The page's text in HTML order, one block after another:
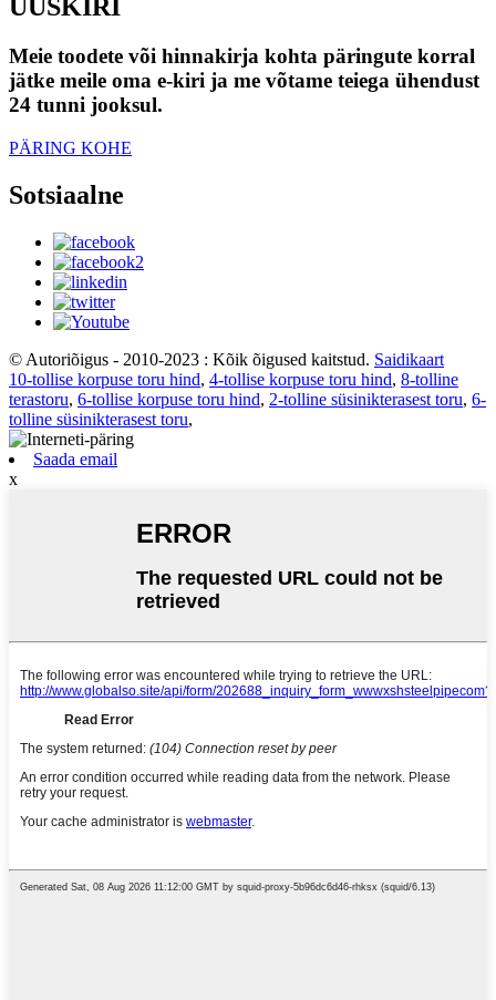
UUSKIRI
Meie toodete või hinnakirja kohta päringute korral
jätke meile oma e-kiri ja me võtame teiega ühendust
24 tunni jooksul.
PÄRING KOHE
Sotsiaalne
© Autoriõigus - 2010-2023 : Kõik õigused kaitstud. Saidikaart
10-tollise korpuse toru hind, 4-tollise korpuse toru hind, 8-tolline
terastoru, 6-tollise korpuse toru hind, 2-tolline süsinikterasest toru, 6-
tolline süsinikterasest toru,
Saada email
x